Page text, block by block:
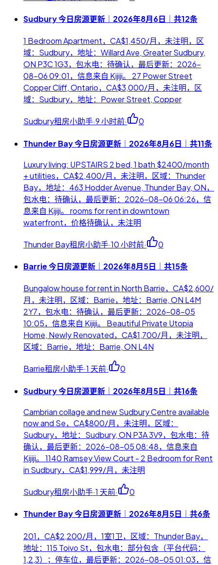
Sudbury 今日房源更新｜2026年8月6日｜共12条
1 Bedroom Apartment，CA$1,450/月，未注明，区
域：Sudbury，地址：Willard Ave, Greater Sudbury,
ON P3C 1G3，包水电：待确认，最后更新：2026-
08-06 09:01，信息来自 Kijiji。 27 Power Street
Copper Cliff, Ontario，CA$3,000/月，未注明，区
域：Sudbury，地址：Power Street, Copper
Sudbury租房小助手·9 小时前· 0
Thunder Bay 今日房源更新｜2026年8月6日｜共11条
Luxury living: UPSTAIRS 2 bed, 1 bath $2400/month
+ utilities，CA$2,400/月，未注明，区域：Thunder
Bay，地址：463 Hodder Avenue, Thunder Bay, ON，
包水电：待确认，最后更新：2026-08-06 06:26，信
息来自 Kijiji。 rooms for rent in downtown
waterfront，价格待确认，未注明
Thunder Bay租房小助手·10 小时前· 0
Barrie 今日房源更新｜2026年8月5日｜共15条
Bungalow house for rent in North Barrie，CA$2,600/
月，未注明，区域：Barrie，地址：Barrie, ON L4M
2Y7，包水电：待确认，最后更新：2026-08-05
10:05，信息来自 Kijiji。 Beautiful Private Utopia
Home, Newly Renovated，CA$1,700/月，未注明，
区域：Barrie，地址：Barrie, ON L4N
Barrie租房小助手·1 天前· 0
Sudbury 今日房源更新｜2026年8月5日｜共16条
Cambrian collage and new Sudbury Centre available
now and Se，CA$800/月，未注明，区域：
Sudbury，地址：Sudbury, ON P3A 3V9，包水电：待
确认，最后更新：2026-08-05 08:48，信息来自
Kijiji。 1140 Ramsey View Court - 2 Bedroom for Rent
in Sudbury，CA$1,999/月，未注明
Sudbury租房小助手·1 天前· 0
Thunder Bay 今日房源更新｜2026年8月5日｜共6条
201，CA$2,200/月，1室1卫，区域：Thunder Bay，
地址：115 Toivo St，包水电：部分包含（平台代码：
1,2,3）；停车位，最后更新：2026-08-05 01:03，信